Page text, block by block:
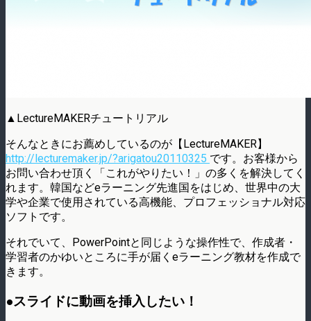
▲LectureMAKERチュートリアル
そんなときにお薦めしているのが【LectureMAKER】
http://lecturemaker.jp/?arigatou20110325 です。お客様から
お問い合わせ頂く「これがやりたい！」の多くを解決してく
れます。韓国などeラーニング先進国をはじめ、世界中の大
学や企業で使用されている高機能、プロフェッショナル対応
ソフトです。
それでいて、PowerPointと同じような操作性で、作成者・
学習者のかゆいところに手が届くeラーニング教材を作成で
きます。
●スライドに動画を挿入したい！